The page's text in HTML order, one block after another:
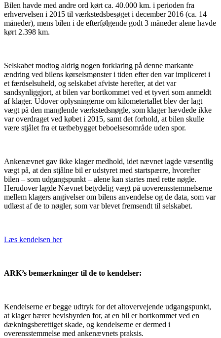
Bilen havde med andre ord kørt ca. 40.000 km. i perioden fra
erhvervelsen i 2015 til værkstedsbesøget i december 2016 (ca. 14
måneder), mens bilen i de efterfølgende godt 3 måneder alene havde
kørt 2.398 km.
Selskabet modtog aldrig nogen forklaring på denne markante
ændring ved bilens kørselsmønster i tiden efter den var impliceret i
et færdselsuheld, og selskabet afviste herefter, at det var
sandsynliggjort, at bilen var bortkommet ved et tyveri som anmeldt
af klager. Udover oplysningerne om kilometertallet blev der lagt
vægt på den manglende værkstedsnøgle, som klager hævdede ikke
var overdraget ved købet i 2015, samt det forhold, at bilen skulle
være stjålet fra et tætbebygget beboelsesområde uden spor.
Ankenævnet gav ikke klager medhold, idet nævnet lagde væsentlig
vægt på, at den stjålne bil er udstyret med startspærre, hvorefter
bilen – som udgangspunkt – alene kan startes med rette nøgle.
Herudover lagde Nævnet betydelig vægt på uoverensstemmelserne
mellem klagers angivelser om bilens anvendelse og de data, som var
udlæst af de to nøgler, som var blevet fremsendt til selskabet.
Læs kendelsen her
ARK’s bemærkninger til de to kendelser:
Kendelserne er begge udtryk for det altovervejende udgangspunkt,
at klager bærer bevisbyrden for, at en bil er bortkommet ved en
dækningsberettiget skade, og kendelserne er dermed i
overensstemmelse med ankenævnets praksis.